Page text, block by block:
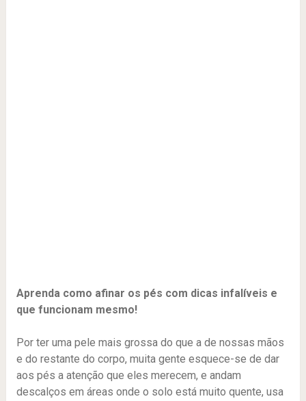
Aprenda como afinar os pés com dicas infalíveis e
que funcionam mesmo!
Por ter uma pele mais grossa do que a de nossas mãos
e do restante do corpo, muita gente esquece-se de dar
aos pés a atenção que eles merecem, e andam
descalços em áreas onde o solo está muito quente, usa